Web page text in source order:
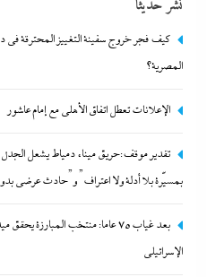
بعد غياب 75 عاما: منتخب
29 يوليو، 2026
كيف فجر خروج سفينة التغييز المحترقة في
المصرية؟
الإعلانات تعطل اتفاق الأهلى مع إمام عاشور
تقدير موقف:حريق ميناء دمياط يشعل الجدل
بمسيّرة بلا أدلة ولا اعتراف” و”حادث عرضي بدون
بعد غياب 75 عاما: منتخب المبارزة
الإسرائيلي